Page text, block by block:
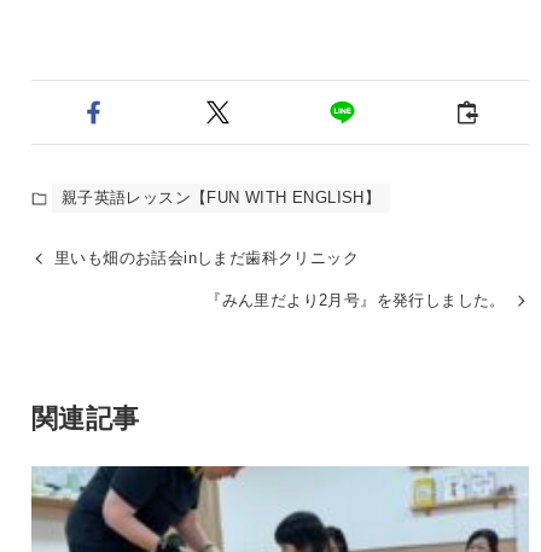
親子英語レッスン【FUN WITH ENGLISH】
里いも畑のお話会inしまだ歯科クリニック
『みん里だより2月号』を発行しました。
関連記事